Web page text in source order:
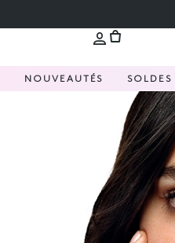
NOUVEAUTÉS SOLDES